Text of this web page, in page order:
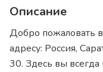
Описание
Добро пожаловать
адресу: Россия,
30. Здесь вы